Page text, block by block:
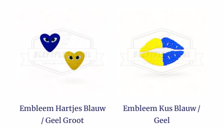
Embleem Hartjes Blauw
/ Geel Groot
Embleem Kus Blauw /
Geel